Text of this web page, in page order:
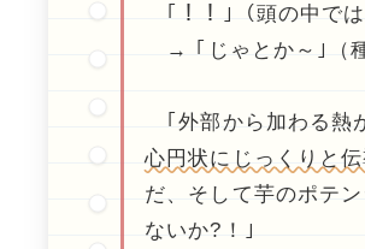
｢！！｣（頭の中では
→ ｢じゃとか～｣（
｢外部から加わる熱
心円状にじっくりと
だ、そして芋のポテ
ないか?！｣